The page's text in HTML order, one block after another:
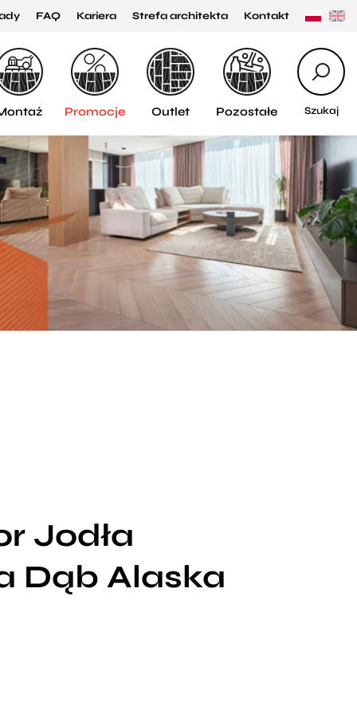
FAQ Kariera Strefa architekta Kontakt
Szukaj
Promocje Outlet Pozostałe
Jodła
Dąb Alaska